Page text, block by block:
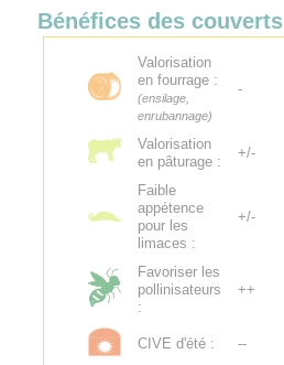
Bénéfices des couverts
Valorisation
en fourrage :
(ensilage,
enrubannage)
-
Valorisation
en pâturage :
+/-
Faible
appétence
pour les
limaces :
+/-
Favoriser les
pollinisateurs
:
++
CIVE d'été : --